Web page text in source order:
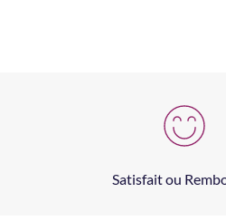
Satisfait ou